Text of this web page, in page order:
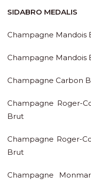
SIDABRO MEDALIS
Champagne Mandois
Champagne Mandois
Champagne Carbon
Champagne Roger-
Brut
Champagne Roger-
Brut
Champagne